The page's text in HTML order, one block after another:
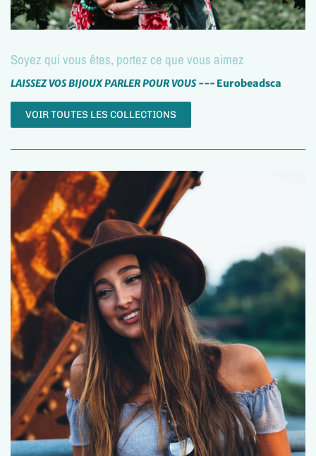
Soyez qui vous êtes, portez ce que vous aimez
LAISSEZ VOS BIJOUX PARLER POUR VOUS --- Eurobeadsca
VOIR TOUTES LES COLLECTIONS